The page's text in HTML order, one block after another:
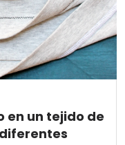
en un tejido de